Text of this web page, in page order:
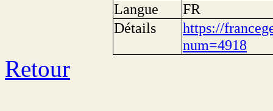
Langue
FR
Détails
https://
num=4918
Retour